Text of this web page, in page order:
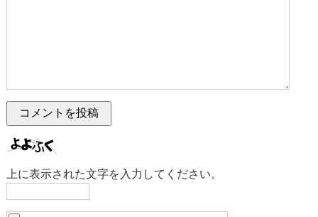
上に表示された文字を入力してください。